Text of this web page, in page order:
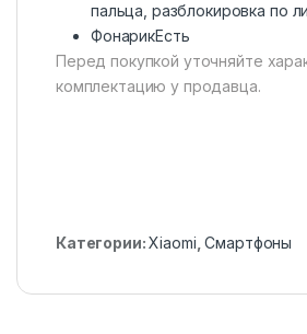
пальца, разблокировка по
ФонарикЕсть
Перед покупкой уточняйте
комплектацию у продавца.
Категории:Xiaomi ,Смартфоны